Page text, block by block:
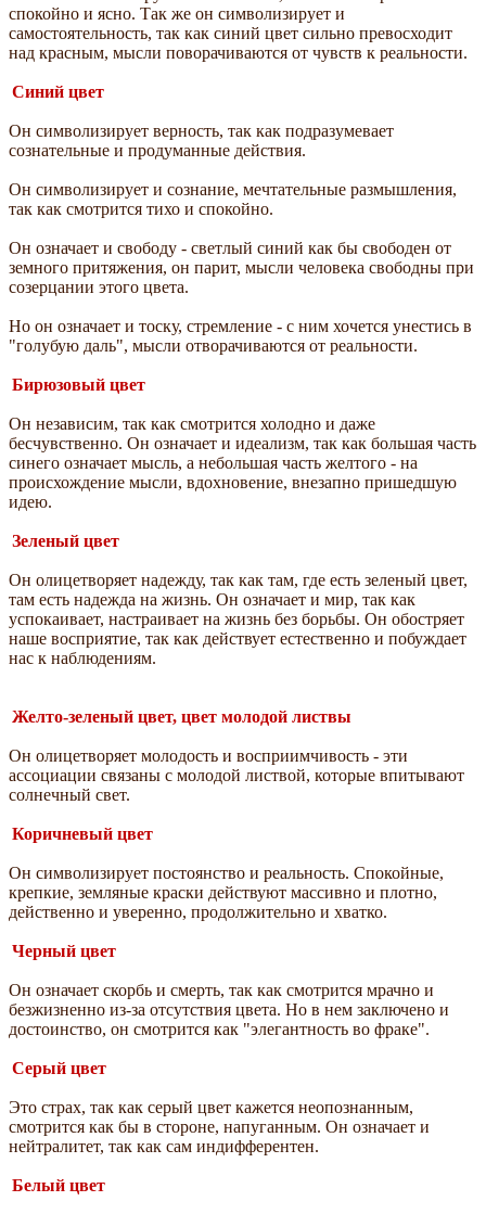
спокойно и ясно. Так же он символизирует и
самостоятельность, так как синий цвет сильно превосходит
над красным, мысли поворачиваются от чувств к реальности.
Синий цвет
Он символизирует верность, так как подразумевает
сознательные и продуманные действия.
Он символизирует и сознание, мечтательные размышления,
так как смотрится тихо и спокойно.
Он означает и свободу - светлый синий как бы свободен от
земного притяжения, он парит, мысли человека свободны при
созерцании этого цвета.
Но он означает и тоску, стремление - с ним хочется унестись в
"голубую даль", мысли отворачиваются от реальности.
Бирюзовый цвет
Он независим, так как смотрится холодно и даже
бесчувственно. Он означает и идеализм, так как большая часть
синего означает мысль, а небольшая часть желтого - на
происхождение мысли, вдохновение, внезапно пришедшую
идею.
Зеленый цвет
Он олицетворяет надежду, так как там, где есть зеленый цвет,
там есть надежда на жизнь. Он означает и мир, так как
успокаивает, настраивает на жизнь без борьбы. Он обостряет
наше восприятие, так как действует естественно и побуждает
нас к наблюдениям.
Желто-зеленый цвет, цвет молодой листвы
Он олицетворяет молодость и восприимчивость - эти
ассоциации связаны с молодой листвой, которые впитывают
солнечный свет.
Коричневый цвет
Он символизирует постоянство и реальность. Спокойные,
крепкие, земляные краски действуют массивно и плотно,
действенно и уверенно, продолжительно и хватко.
Черный цвет
Он означает скорбь и смерть, так как смотрится мрачно и
безжизненно из-за отсутствия цвета. Но в нем заключено и
достоинство, он смотрится как "элегантность во фраке".
Серый цвет
Это страх, так как серый цвет кажется неопознанным,
смотрится как бы в стороне, напуганным. Он означает и
нейтралитет, так как сам индифферентен.
Белый цвет